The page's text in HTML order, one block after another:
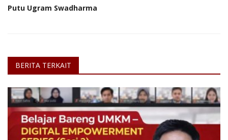
Putu Ugram Swadharma
BERITA TERKAIT